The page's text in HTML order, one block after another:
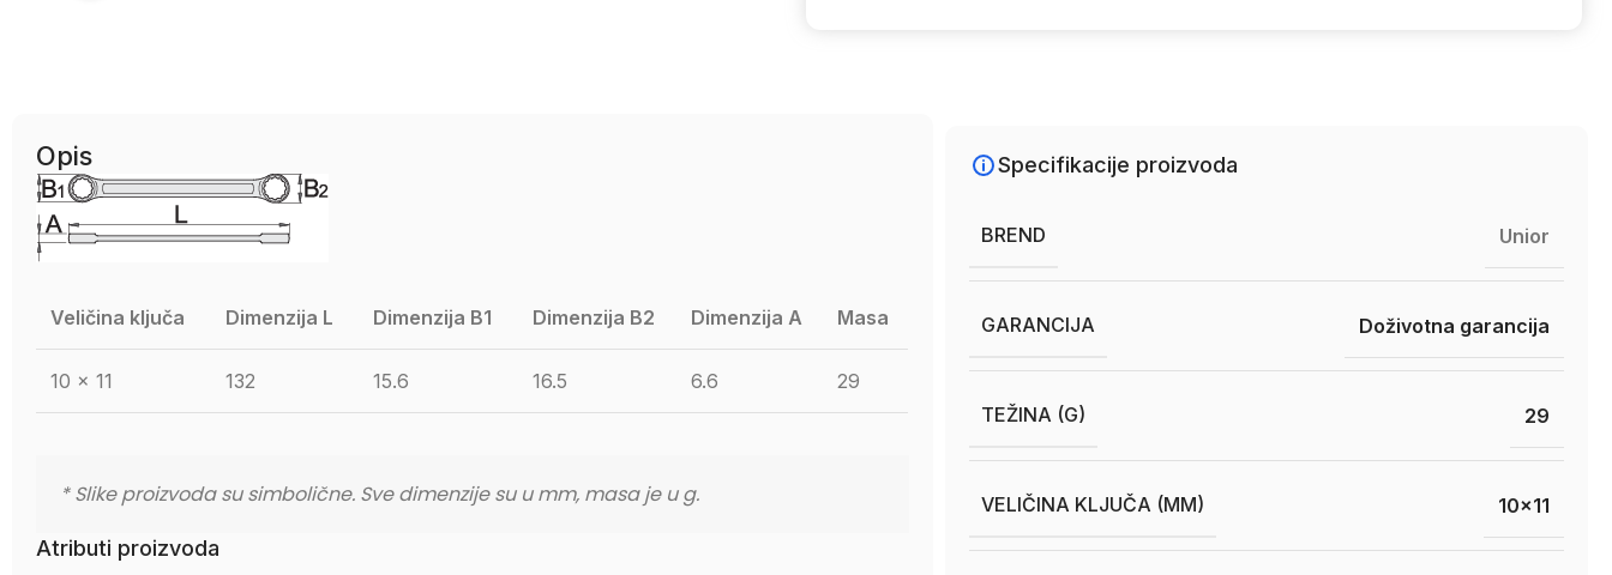
Opis
Veličina ključa Dimenzija L Dimenzija B1 Dimenzija B2 Dimenzija A Masa
10 x 11 132 15.6 16.5 6.6 29
* Slike proizvoda su simbolične. Sve dimenzije su u mm, masa je u g.
Atributi proizvoda
Specifikacije proizvoda
BREND Unior
GARANCIJA Doživotna garancija
TEŽINA (G) 29
VELIČINA KLJUČA (MM) 10×11